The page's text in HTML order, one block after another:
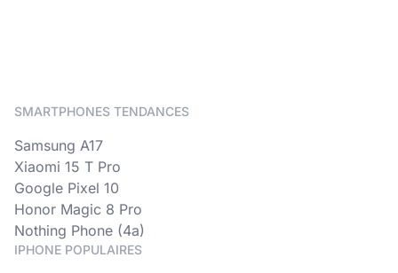
SMARTPHONES TENDANCES
Samsung A17
Xiaomi 15 T Pro
Google Pixel 10
Honor Magic 8 Pro
Nothing Phone (4a)
IPHONE POPULAIRES